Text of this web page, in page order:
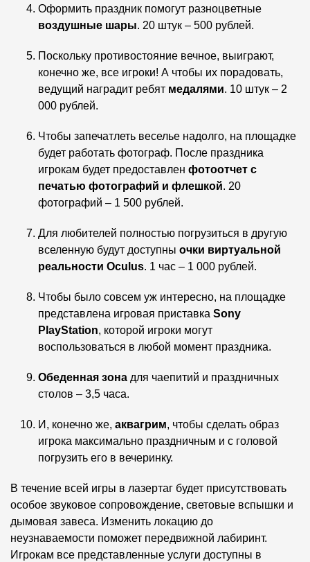
Оформить праздник помогут разноцветные
воздушные шары. 20 штук – 500 рублей.
Поскольку противостояние вечное, выиграют,
конечно же, все игроки! А чтобы их порадовать,
ведущий наградит ребят медалями. 10 штук – 2
000 рублей.
Чтобы запечатлеть веселье надолго, на площадке
будет работать фотограф. После праздника
игрокам будет предоставлен фотоотчет с
печатью фотографий и флешкой. 20
фотографий – 1 500 рублей.
Для любителей полностью погрузиться в другую
вселенную будут доступны очки виртуальной
реальности Oculus. 1 час – 1 000 рублей.
Чтобы было совсем уж интересно, на площадке
представлена игровая приставка Sony
PlayStation, которой игроки могут
воспользоваться в любой момент праздника.
Обеденная зона для чаепитий и праздничных
столов – 3,5 часа.
И, конечно же, аквагрим, чтобы сделать образ
игрока максимально праздничным и с головой
погрузить его в вечеринку.
В течение всей игры в лазертаг будет присутствовать
особое звуковое сопровождение, световые вспышки и
дымовая завеса. Изменить локацию до
неузнаваемости поможет передвижной лабиринт.
Игрокам все представленные услуги доступны в